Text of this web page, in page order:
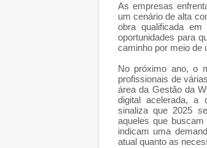
As empresas
um cenário de alta
obra qualificada
oportunidades para
caminho por meio de
No próximo ano, o
profissionais de
área da Gestão da
digital acelerada, a
sinaliza que 2025
aqueles que
indicam uma
atual quanto as